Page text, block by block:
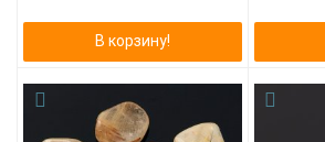
В корзину!